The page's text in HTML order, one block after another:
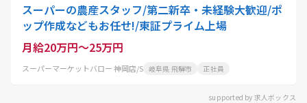
スーパーの農産スタッフ/第二新卒・未経験大歓迎/ポ
ップ作成などもお任せ!/東証プライム上場
月給20万円～25万円
スーパーマーケットバロー 神岡店/S 岐阜県 飛騨市 正社員
supported by 求人ボックス